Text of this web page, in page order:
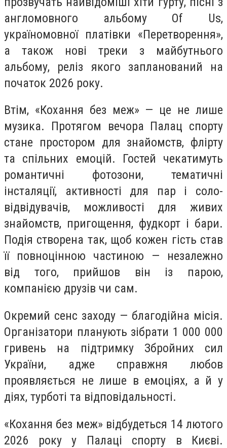
англомовного альбому Of Us,
україномовної платівки «Перетворення»,
а також нові треки з майбутнього
альбому, реліз якого запланований на
початок 2026 року.
Втім, «Кохання без меж» — це не лише
музика. Протягом вечора Палац спорту
стане простором для знайомств, флірту
та спільних емоцій. Гостей чекатимуть
романтичні фотозони, тематичні
інсталяції, активності для пар і соло-
відвідувачів, можливості для живих
знайомств, пригощення, фудкорт і бари.
Подія створена так, щоб кожен гість став
її повноцінною частиною — незалежно
від того, прийшов він із парою,
компанією друзів чи сам.
Окремий сенс заходу — благодійна місія.
Організатори планують зібрати 1 000 000
гривень на підтримку Збройних сил
України, адже справжня любов
проявляється не лише в емоціях, а й у
діях, турботі та відповідальності.
«Кохання без меж» відбудеться 14 лютого
2026 року у Палаці спорту в Києві.